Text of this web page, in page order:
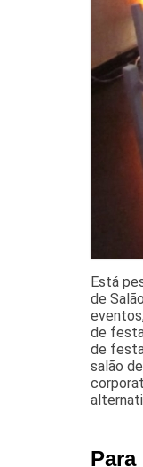
Está
de
de
de
salão